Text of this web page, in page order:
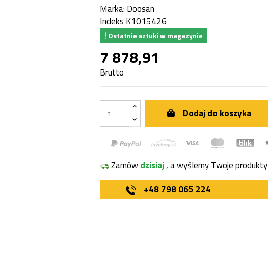
Marka: Doosan
Indeks K1015426
Ostatnie sztuki w magazynie
7 878,91
Brutto
Dodaj do koszyka
Zamówdzisiaj, a wyślemy Twoje produkty
+48 798 065 224